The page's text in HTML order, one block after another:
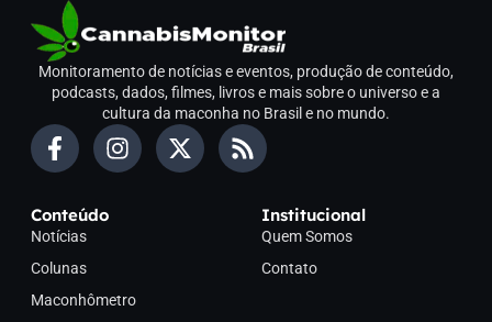
Monitoramento de notícias e eventos, produção de conteúdo,
podcasts, dados, filmes, livros e mais sobre o universo e a
cultura da maconha no Brasil e no mundo.
Conteúdo
Notícias
Colunas
Maconhômetro
Institucional
Quem Somos
Contato